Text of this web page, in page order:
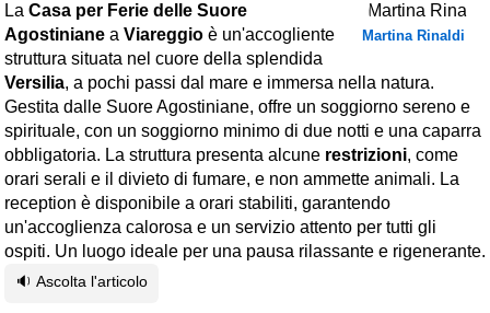
Martina Rinaldi
La Casa per Ferie delle Suore
Agostiniane a Viareggio è un'accogliente
struttura situata nel cuore della splendida
Versilia, a pochi passi dal mare e immersa nella natura.
Gestita dalle Suore Agostiniane, offre un soggiorno sereno e
spirituale, con un soggiorno minimo di due notti e una caparra
obbligatoria. La struttura presenta alcune restrizioni, come
orari serali e il divieto di fumare, e non ammette animali. La
reception è disponibile a orari stabiliti, garantendo
un'accoglienza calorosa e un servizio attento per tutti gli
ospiti. Un luogo ideale per una pausa rilassante e rigenerante.
🔉 Ascolta l'articolo
≋ Mare
🗻 Montagna
Laghi
Isole
Campagna
Terme
Sci
Altro